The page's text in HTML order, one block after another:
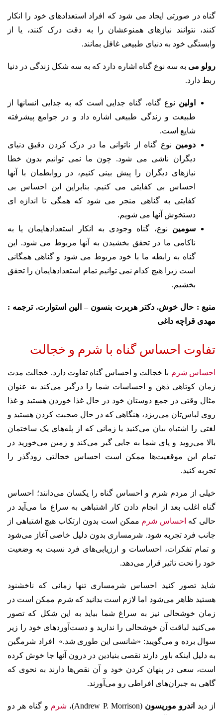
گناه در صورتی ایجاد می شود که افراد استعدادهای خود را انکار
کنند، نتوانند نیازهای همنوعشان را به دقت درک کنند، یا از
وابستگی خود به دنیای طبیعی غافل بمانند.
رولو می به سه نوع گناه اشاره دارد که به سه شکل زندگی در دنیا
ربط دارد.
اولین نوع گناه، گناه جدایی است که به جدایی انسانها از
طبیعت و زندگی طبیعی اشاره داد و در جوامع پیشرفته
شایع است.
دومین نوع گناه از ناتوانی ما در درک کردن دقیق دنیای
دیگران ناشی می شود. چون ما نمی توانیم بدون خطا
نیازهای دیگران را پیش بینی کنیم، در روابطمان با آنها
احساس بی کفایتی می کنیم. بنابراین این احساس بی
کفایتی به گناهی منجر می شود که همگی تا اندازه ای
دستخوش آنها می شویم.
سومین نوع، گناه وجودی به انکار استعدادهایمان یا به
ناکامی ما در تحقق بخشیدن به آنها مربوط می شود. این
گناه به رابطه ما با خود مربوط می شود و گناهی همگانی
است زیرا هیچ کدام نمی توانیم تمام استعدادهایمان را تحقق
بخشیم.
منبع : حال خوش. دکتر هربرت بنسون – الین استوارت. ترجمه :
مهدی قراچه داغی
تفاوت احساس گناه با شرم و خجالت
احساس شرم با خجالت و احساس گناه تفاوت دارد. خجالت مدت
زمان کوتاهی ذهن و احساسات شما را درگیر می‌کند به عنوان
مثال وقتی در جمع دوستان خود در حال غذا خوردن هستید و غذا
روی لباس‌تان می‌ریزد، هنگاهی که در حال صحبت کردن هستید و
لغتی را اشتباه بیان می‌کنید یا زمانی که از پله‌های یک ساختمان
بالا می‌روید و پای‌ شما به جایی گیر می‌کند و زمین می‌خورید در
تمام این موقعیت‌ها ممکن است احساس خجالتی زودگذر را
تجربه کنید.
خیلی از مردم شرم و احساس گناه را یکسان می‌دانند؛ احساس
گناه اغلب بعد از انجام دادن کار اشتباهی به سراغ ما می‌آید در
حالی که احساس شرم ممکن است بدون ارتکاب هیچ اشتباهی از
جانب فرد تجربه شود. شرمساری بدون دلیل خاصی آغاز می‌شود
و تمام تفکرات، احساسات و ارزیابی‌های فرد نسبت به وضعیت
خود را تحت تاثیر قرار می‌دهد.
شاید تصور کنید احساس شرمساری تنها زمانی که ناخشنود
هستید ظاهر می‌شود اما لازم است بدانید که شرم ممکن است در
زمان خوشحالی نیز به سراغ‌ شما بیاید به این شکل که تصور
می‌کنید لیاقت آن خوشحالی را ندارید و دست‌آوردهای خود را زیر
سوال برده و می‌گویید: «شانسی این طوری شد.» افراد شرمگین
به دلیل اینکه باور دارند نقصی بنیادین در درون آنها جا خوش کرده
است، سعی در پنهان کردن خود و آن نقص‌ها دارند به نحوی که
گاهی به جبران‌های افراطی رو می‌آورند.
از دید اندرو موریسون (Andrew P. Morrison)، شرم و گناه هر دو